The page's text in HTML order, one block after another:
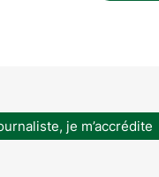
je m’accrédite